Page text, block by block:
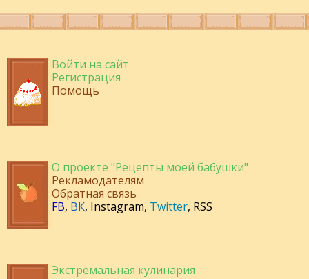
Войти на сайт
Регистрация
Помощь
О проекте "Рецепты моей бабушки"
Рекламодателям
Обратная связь
FB, ВК, Instagram, Twitter, RSS
Экстремальная кулинария